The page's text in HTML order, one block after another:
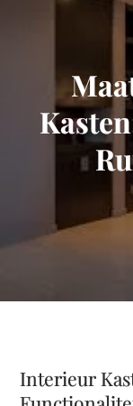
Interieur